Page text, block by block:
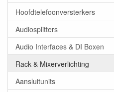
Hoofdtelefoonversterkers
Audiosplitters
Audio Interfaces & DI Boxen
Rack & Mixerverlichting
Aansluitunits